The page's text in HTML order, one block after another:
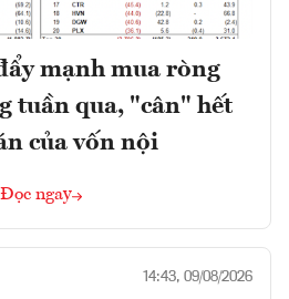
mạnh mua ròng
tuần qua, "cân" hết
của vốn nội
Đọc ngay
14:43, 09/08/2026